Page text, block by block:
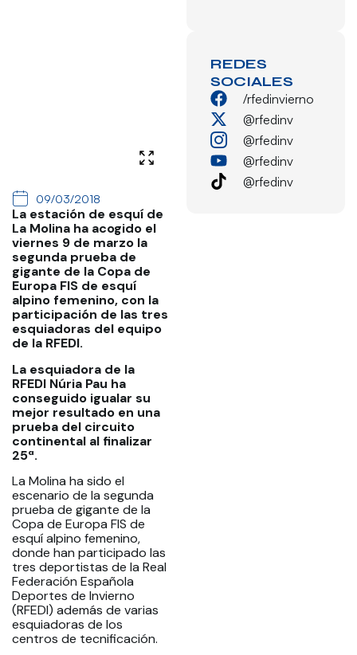
09/03/2018
La estación de esquí de
La Molina ha acogido el
viernes 9 de marzo la
segunda prueba de
gigante de la Copa de
Europa FIS de esquí
alpino femenino, con la
participación de las tres
esquiadoras del equipo
de la RFEDI.
La esquiadora de la
RFEDI Núria Pau ha
conseguido igualar su
mejor resultado en una
prueba del circuito
continental al finalizar
25ª.
La Molina ha sido el
escenario de la segunda
prueba de gigante de la
Copa de Europa FIS de
esquí alpino femenino,
donde han participado las
tres deportistas de la Real
Federación Española
Deportes de Invierno
(RFEDI) además de varias
esquiadoras de los
centros de tecnificación.
REDES
SOCIALES
/rfedinvierno
@rfedinv
@rfedinv
@rfedinv
@rfedinv